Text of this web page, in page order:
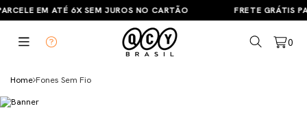
EM ATÉ 6X SEM JUROS NO CARTÃO FRETE GRÁTIS
0
Home Fones Sem Fio